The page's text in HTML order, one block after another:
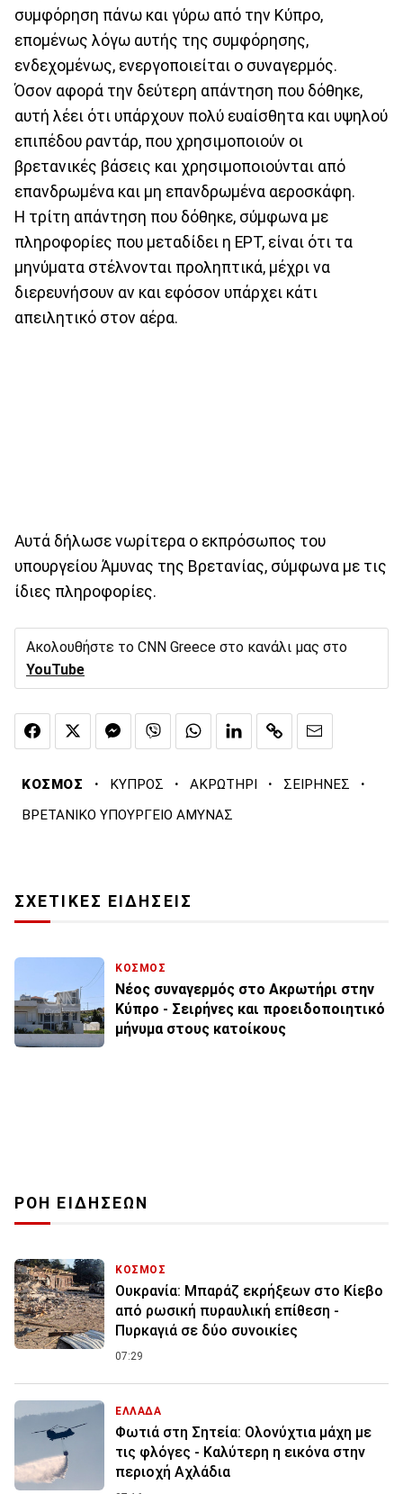
συμφόρηση πάνω και γύρω από την Κύπρο,
επομένως λόγω αυτής της συμφόρησης,
ενδεχομένως, ενεργοποιείται ο συναγερμός.
Όσον αφορά την δεύτερη απάντηση που δόθηκε,
αυτή λέει ότι υπάρχουν πολύ ευαίσθητα και υψηλού
επιπέδου ραντάρ, που χρησιμοποιούν οι
βρετανικές βάσεις και χρησιμοποιούνται από
επανδρωμένα και μη επανδρωμένα αεροσκάφη.
Η τρίτη απάντηση που δόθηκε, σύμφωνα με
πληροφορίες που μεταδίδει η ΕΡΤ, είναι ότι τα
μηνύματα στέλνονται προληπτικά, μέχρι να
διερευνήσουν αν και εφόσον υπάρχει κάτι
απειλητικό στον αέρα.
Αυτά δήλωσε νωρίτερα ο εκπρόσωπος του
υπουργείου Άμυνας της Βρετανίας, σύμφωνα με τις
ίδιες πληροφορίες.
Ακολουθήστε το CNN Greece στο κανάλι μας στο
YouTube
ΚΟΣΜΟΣ · ΚΥΠΡΟΣ · ΑΚΡΩΤΗΡΙ · ΣΕΙΡΗΝΕΣ ·
ΒΡΕΤΑΝΙΚΟ ΥΠΟΥΡΓΕΙΟ ΑΜΥΝΑΣ
ΣΧΕΤΙΚΕΣ ΕΙΔΗΣΕΙΣ
ΚΟΣΜΟΣ
Νέος συναγερμός στο Ακρωτήρι στην
Κύπρο - Σειρήνες και προειδοποιητικό
μήνυμα στους κατοίκους
ΡΟΗ ΕΙΔΗΣΕΩΝ
ΚΟΣΜΟΣ
Ουκρανία: Μπαράζ εκρήξεων στο Κίεβο
από ρωσική πυραυλική επίθεση -
Πυρκαγιά σε δύο συνοικίες
07:29
ΕΛΛΑΔΑ
Φωτιά στη Σητεία: Ολονύχτια μάχη με
τις φλόγες - Καλύτερη η εικόνα στην
περιοχή Αχλάδια